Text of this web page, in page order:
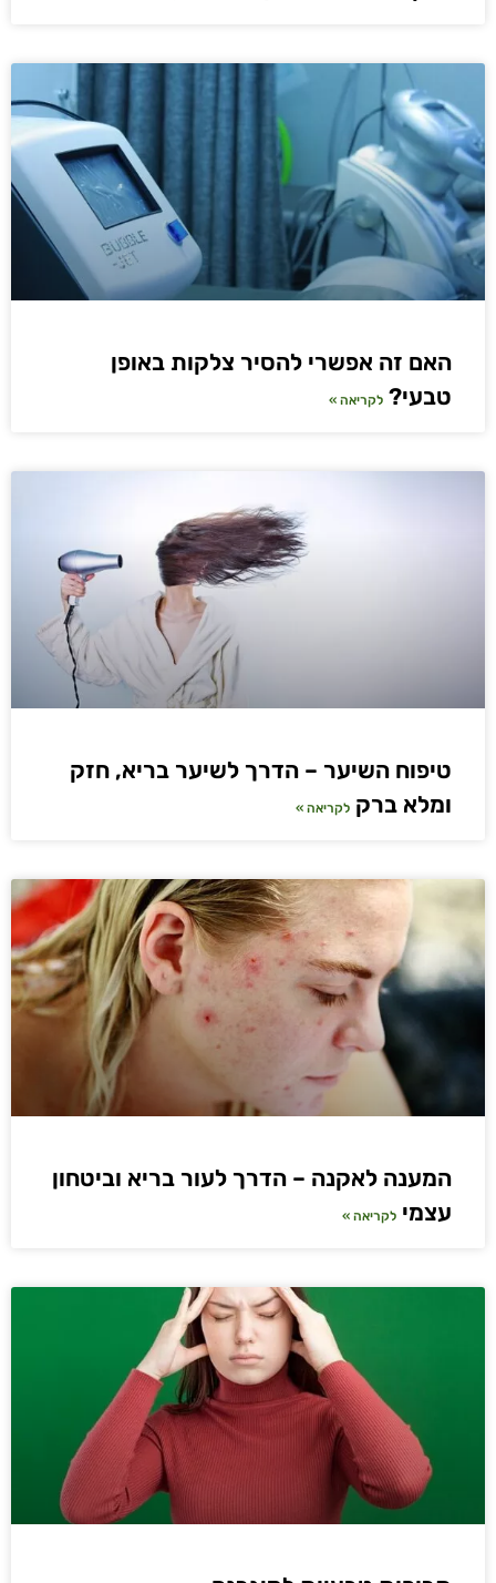
האם זה אפשרי להסיר צלקות באופן
טבעי? לקריאה »
טיפוח השיער – הדרך לשיער בריא, חזק
ומלא ברק לקריאה »
המענה לאקנה – הדרך לעור בריא וביטחון
עצמי לקריאה »